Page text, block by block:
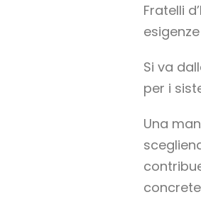
Fratelli
Si va
per i
Una